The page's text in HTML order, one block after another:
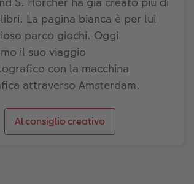
La pagina bianca è per lui
parco giochi. Oggi
il suo viaggio
con la macchina
attraverso Amsterdam.
Al consiglio creativo